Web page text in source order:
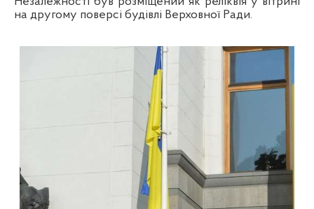
на другому поверсі будівлі Верховної Ради.